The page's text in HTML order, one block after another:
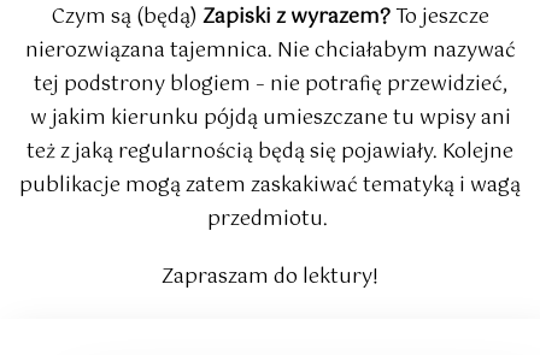
Czym są (będą) Zapiski z wyrazem?To jeszcze
nierozwiązana tajemnica. Nie chciałabym nazywać
tej podstrony blogiem – nie potrafię przewidzieć,
w jakim kierunku pójdą umieszczane tu wpisy ani
też z jaką regularnością będą się pojawiały. Kolejne
publikacje mogą zatem zaskakiwać tematyką i wagą
przedmiotu.
Zapraszam do lektury!